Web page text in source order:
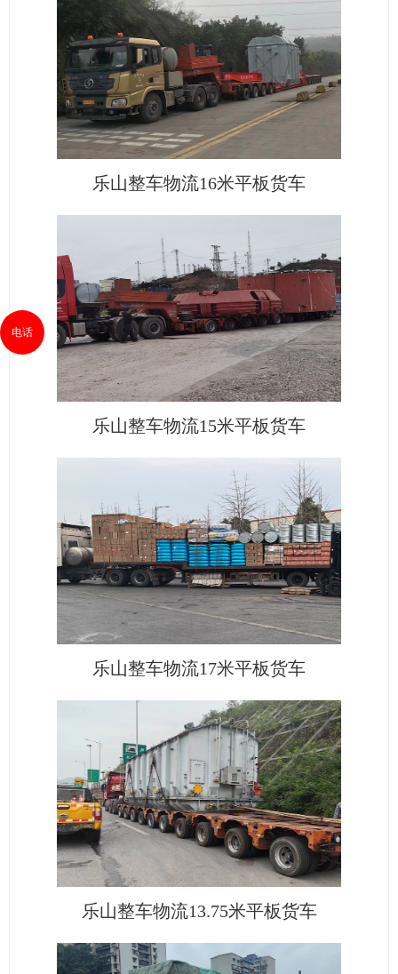
乐山整车物流16米平板货车
乐山整车物流15米平板货车
乐山整车物流17米平板货车
乐山整车物流13.75米平板货车
电话